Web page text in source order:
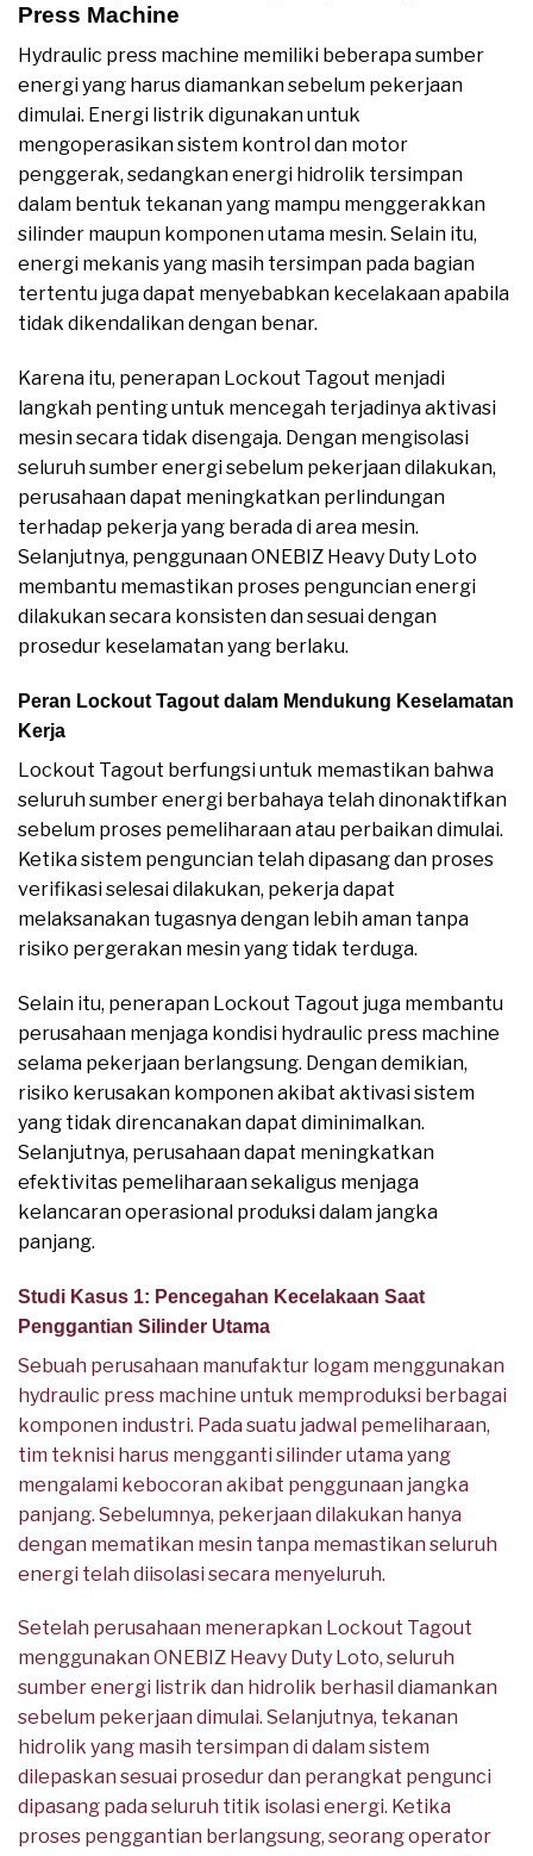
Press Machine
Hydraulic press machine memiliki beberapa sumber
energi yang harus diamankan sebelum pekerjaan
dimulai. Energi listrik digunakan untuk
mengoperasikan sistem kontrol dan motor
penggerak, sedangkan energi hidrolik tersimpan
dalam bentuk tekanan yang mampu menggerakkan
silinder maupun komponen utama mesin. Selain itu,
energi mekanis yang masih tersimpan pada bagian
tertentu juga dapat menyebabkan kecelakaan apabila
tidak dikendalikan dengan benar.
Karena itu, penerapan Lockout Tagout menjadi
langkah penting untuk mencegah terjadinya aktivasi
mesin secara tidak disengaja. Dengan mengisolasi
seluruh sumber energi sebelum pekerjaan dilakukan,
perusahaan dapat meningkatkan perlindungan
terhadap pekerja yang berada di area mesin.
Selanjutnya, penggunaan ONEBIZ Heavy Duty Loto
membantu memastikan proses penguncian energi
dilakukan secara konsisten dan sesuai dengan
prosedur keselamatan yang berlaku.
Peran Lockout Tagout dalam Mendukung Keselamatan
Kerja
Lockout Tagout berfungsi untuk memastikan bahwa
seluruh sumber energi berbahaya telah dinonaktifkan
sebelum proses pemeliharaan atau perbaikan dimulai.
Ketika sistem penguncian telah dipasang dan proses
verifikasi selesai dilakukan, pekerja dapat
melaksanakan tugasnya dengan lebih aman tanpa
risiko pergerakan mesin yang tidak terduga.
Selain itu, penerapan Lockout Tagout juga membantu
perusahaan menjaga kondisi hydraulic press machine
selama pekerjaan berlangsung. Dengan demikian,
risiko kerusakan komponen akibat aktivasi sistem
yang tidak direncanakan dapat diminimalkan.
Selanjutnya, perusahaan dapat meningkatkan
efektivitas pemeliharaan sekaligus menjaga
kelancaran operasional produksi dalam jangka
panjang.
Studi Kasus 1: Pencegahan Kecelakaan Saat
Penggantian Silinder Utama
Sebuah perusahaan manufaktur logam menggunakan
hydraulic press machine untuk memproduksi berbagai
komponen industri. Pada suatu jadwal pemeliharaan,
tim teknisi harus mengganti silinder utama yang
mengalami kebocoran akibat penggunaan jangka
panjang. Sebelumnya, pekerjaan dilakukan hanya
dengan mematikan mesin tanpa memastikan seluruh
energi telah diisolasi secara menyeluruh.
Setelah perusahaan menerapkan Lockout Tagout
menggunakan ONEBIZ Heavy Duty Loto, seluruh
sumber energi listrik dan hidrolik berhasil diamankan
sebelum pekerjaan dimulai. Selanjutnya, tekanan
hidrolik yang masih tersimpan di dalam sistem
dilepaskan sesuai prosedur dan perangkat pengunci
dipasang pada seluruh titik isolasi energi. Ketika
proses penggantian berlangsung, seorang operator